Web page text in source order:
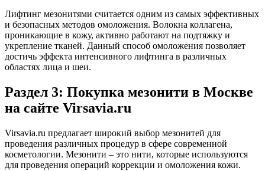
Лифтинг мезонитями считается одним из самых эффективных
и безопасных методов омоложения. Волокна коллагена,
проникающие в кожу, активно работают на подтяжку и
укрепление тканей. Данный способ омоложения позволяет
достичь эффекта интенсивного лифтинга в различных
областях лица и шеи.
Раздел 3: Покупка мезонити в Москве
на сайте Virsavia.ru
Virsavia.ru предлагает широкий выбор мезонитей для
проведения различных процедур в сфере современной
косметологии. Мезонити – это нити, которые используются
для проведения операций коррекции и омоложения кожи.